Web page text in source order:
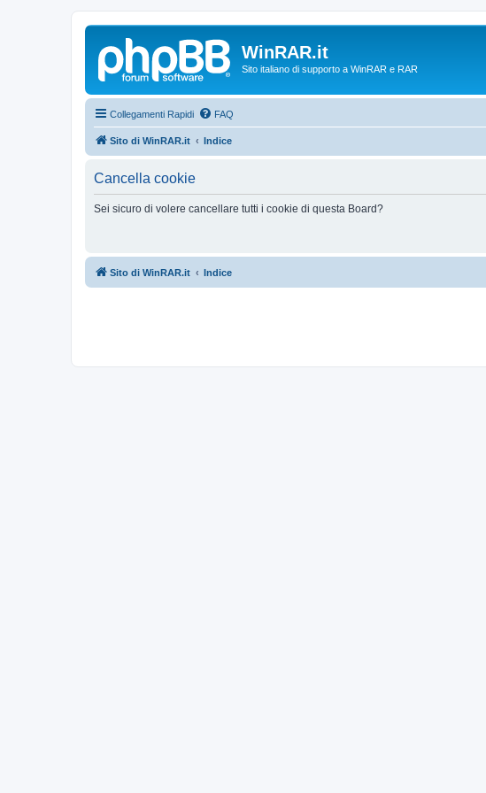
WinRAR.it
Sito italiano di supporto a WinRAR e RAR
Collegamenti Rapidi FAQ
Sito di WinRAR.it Indice
Cancella cookie
Sei sicuro di volere cancellare tutti i cookie di questa Board?
Sito di WinRAR.it Indice